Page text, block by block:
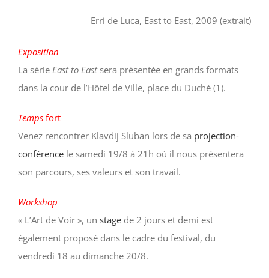
Erri de Luca, East to East, 2009 (extrait)
Exposition
La série East to Eastsera présentée en grands formats
dans la cour de l’Hôtel de Ville, place du Duché (1).
Temps fort
Venez rencontrer Klavdij Sluban lors de sa projection-
conférence le samedi 19/8 à 21h où il nous présentera
son parcours, ses valeurs et son travail.
Workshop
« L’Art de Voir », un stage de 2 jours et demi est
également proposé dans le cadre du festival, du
vendredi 18 au dimanche 20/8.